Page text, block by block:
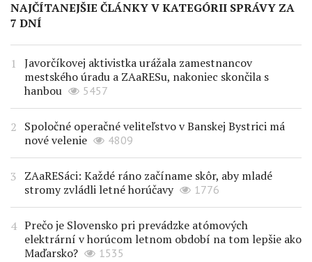
NAJČÍTANEJŠIE ČLÁNKY V KATEGÓRII SPRÁVY ZA
7 DNÍ
Javorčíkovej aktivistka urážala zamestnancov
mestského úradu a ZAaRESu, nakoniec skončila s
hanbou
5457
Spoločné operačné veliteľstvo v Banskej Bystrici má
nové velenie
4809
ZAaRESáci: Každé ráno začíname skôr, aby mladé
stromy zvládli letné horúčavy
1776
Prečo je Slovensko pri prevádzke atómových
elektrární v horúcom letnom období na tom lepšie ako
Maďarsko?
1535